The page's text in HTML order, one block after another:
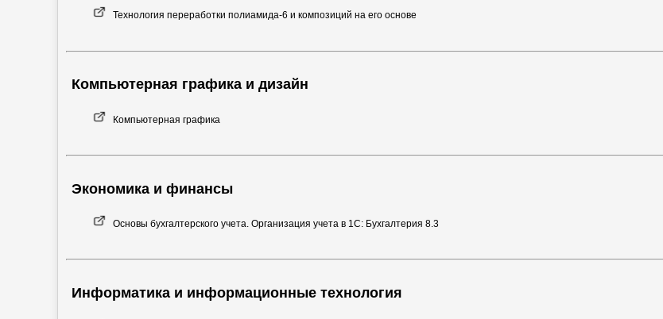
Технология переработки полиамида-6 и композиций на его основе
Компьютерная графика и дизайн
Компьютерная графика
Экономика и финансы
Основы бухгалтерского учета. Организация учета в 1С: Бухгалтерия 8.3
Информатика и информационные технология